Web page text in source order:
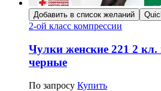
Добавить в список желаний
2-ой класс компрессии
Чулки женские 221 2
черные
По запросу Купить